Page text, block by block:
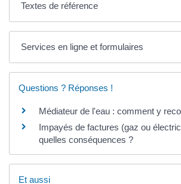
Textes de référence
Services en ligne et formulaires
Questions ? Réponses !
Médiateur de l'eau : comment y
Impayés de factures (gaz ou
quelles conséquences ?
Et aussi